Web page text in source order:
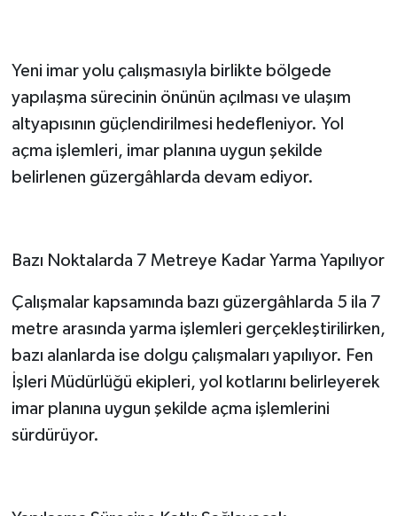
Yeni imar yolu çalışmasıyla birlikte bölgede
yapılaşma sürecinin önünün açılması ve ulaşım
altyapısının güçlendirilmesi hedefleniyor. Yol
açma işlemleri, imar planına uygun şekilde
belirlenen güzergâhlarda devam ediyor.
Bazı Noktalarda 7 Metreye Kadar Yarma Yapılıyor
Çalışmalar kapsamında bazı güzergâhlarda 5 ila 7
metre arasında yarma işlemleri gerçekleştirilirken,
bazı alanlarda ise dolgu çalışmaları yapılıyor. Fen
İşleri Müdürlüğü ekipleri, yol kotlarını belirleyerek
imar planına uygun şekilde açma işlemlerini
sürdürüyor.